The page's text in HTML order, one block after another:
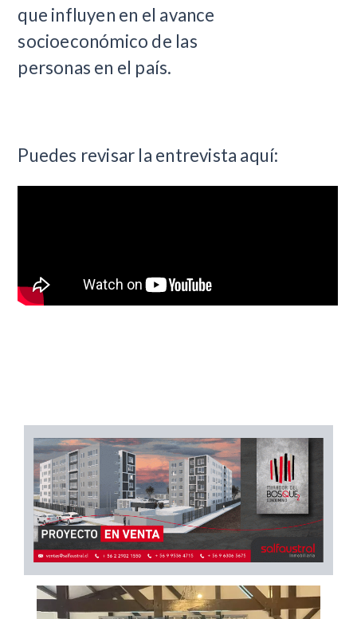
que influyen en el avance
socioeconómico de las
personas en el país.
Puedes revisar la entrevista aquí: